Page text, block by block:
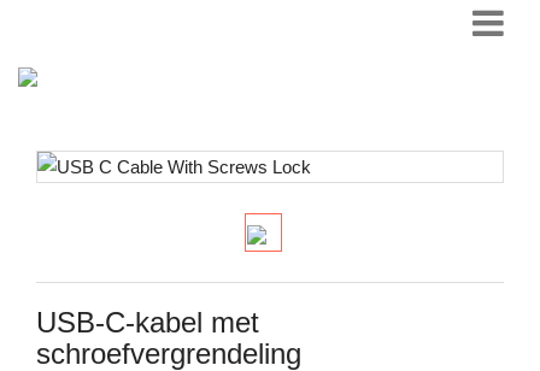
USB-C-kabel met
schroefvergrendeling